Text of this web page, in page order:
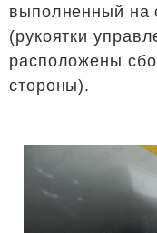
выполненный на
(рукоятки
расположены
стороны).